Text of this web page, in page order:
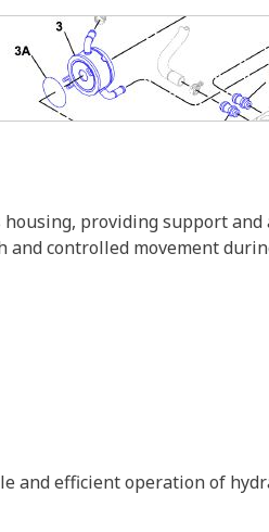
providing support
controlled movement
and efficient operation of